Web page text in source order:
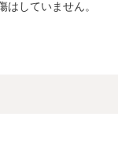
していません。